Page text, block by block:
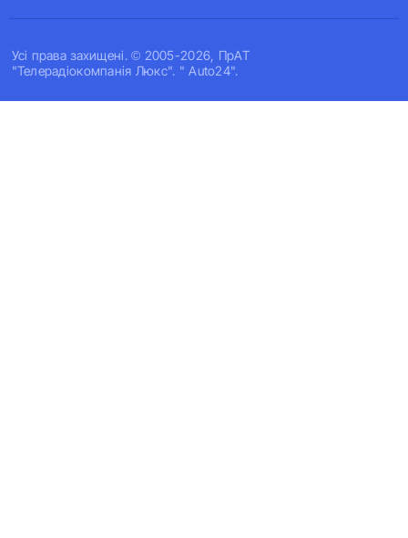
Усi права захищенi. © 2005-2026, ПрАТ
"Телерадіокомпанія Люкс". " Auto24".